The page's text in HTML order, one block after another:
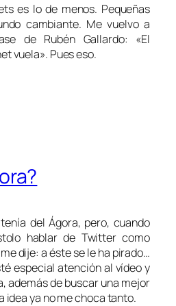
es lo de menos. Pequeñas
cambiante. Me vuelvo a
de Rubén Gallardo: «El
vuela». Pues eso.
del Ágora, pero, cuando
hablar de Twitter como
dije: a éste se le ha pirado…
especial atención al vídeo y
además de buscar una mejor
idea ya no me choca tanto.